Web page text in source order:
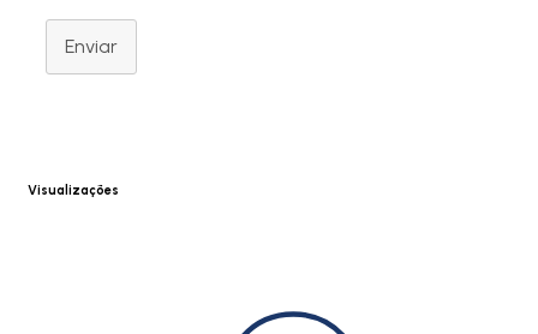
Enviar
Visualizações